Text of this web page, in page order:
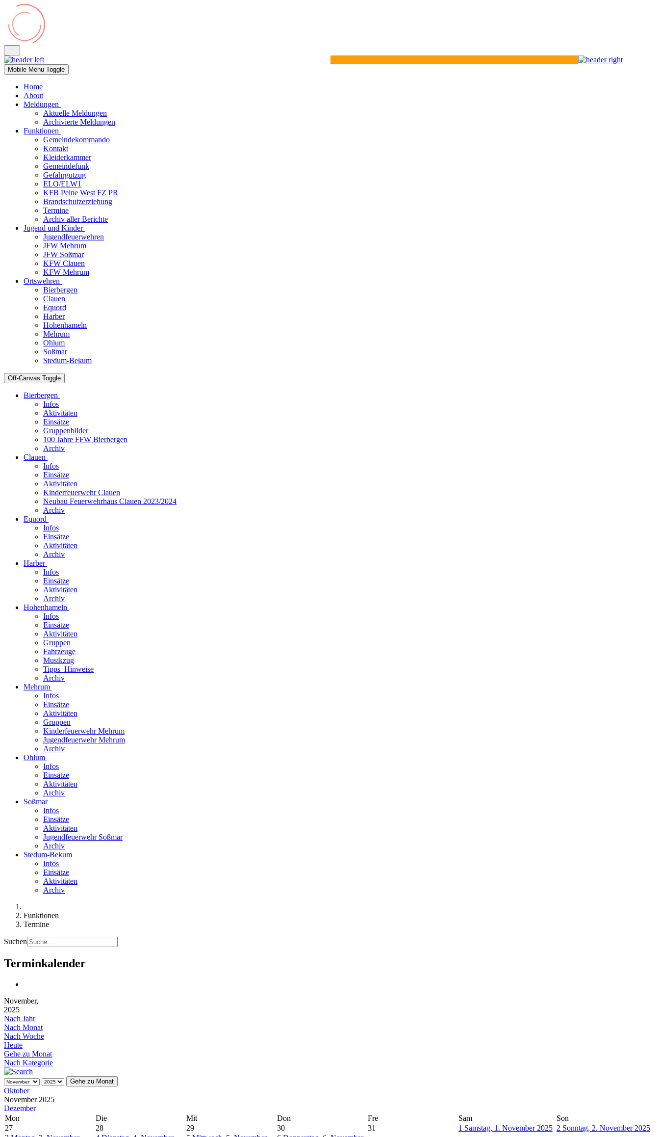
Mobile Menu Toggle
Home
About
Meldungen
Aktuelle Meldungen
Archivierte Meldungen
Funktionen
Gemeindekommando
Kontakt
Kleiderkammer
Gemeindefunk
Gefahrgutzug
ELO/ELW1
KFB Peine West FZ PR
Brandschutzerziehung
Termine
Archiv aller Berichte
Jugend und Kinder
Jugendfeuerwehren
JFW Mehrum
JFW Soßmar
KFW Clauen
KFW Mehrum
Ortswehren
Bierbergen
Clauen
Equord
Harber
Hohenhameln
Mehrum
Ohlum
Soßmar
Stedum-Bekum
Off-Canvas Toggle
Bierbergen
Infos
Aktivitäten
Einsätze
Gruppenbilder
100 Jahre FFW Bierbergen
Archiv
Clauen
Infos
Einsätze
Aktivitäten
Kinderfeuerwehr Clauen
Neubau Feuerwehrhaus Clauen 2023/2024
Archiv
Equord
Infos
Einsätze
Aktivitäten
Archiv
Harber
Infos
Einsätze
Aktivitäten
Archiv
Hohenhameln
Infos
Einsätze
Aktivitäten
Gruppen
Fahrzeuge
Musikzug
Tipps_Hinweise
Archiv
Mehrum
Infos
Einsätze
Aktivitäten
Gruppen
Kinderfeuerwehr Mehrum
Jugendfeuerwehr Mehrum
Archiv
Ohlum
Infos
Einsätze
Aktivitäten
Archiv
Soßmar
Infos
Einsätze
Aktivitäten
Jugendfeuerwehr Soßmar
Archiv
Stedum-Bekum
Infos
Einsätze
Aktivitäten
Archiv
Funktionen
Termine
Suchen
Terminkalender
November,
2025
Nach Jahr
Nach Monat
Nach Woche
Heute
Gehe zu Monat
Nach Kategorie
Gehe zu Monat
Oktober
November 2025
Dezember
Mon
Die Mit Don Fre Sam
Son
27
28 29 30 31 1 Samstag, 1. November 2025 2 Sonntag, 2. November 2025